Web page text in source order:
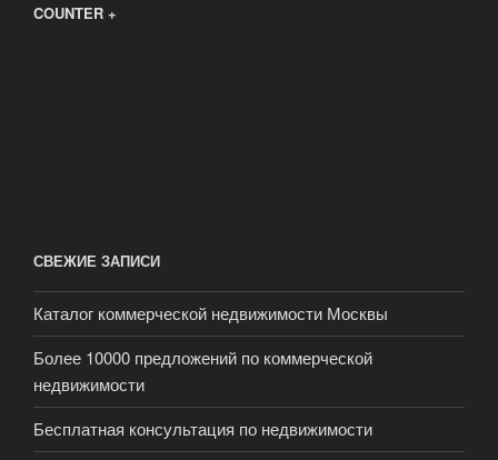
COUNTER +
СВЕЖИЕ ЗАПИСИ
Каталог коммерческой недвижимости Москвы
Более 10000 предложений по коммерческой
недвижимости
Бесплатная консультация по недвижимости